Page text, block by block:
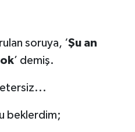
soruya, ‘Şu an
’ demiş.
beklerdim;